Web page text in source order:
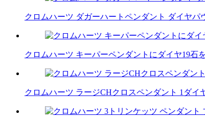
クロムハーツ ダガーハートペンダント ダイヤパ
クロムハーツ キーパーペンダントにダイヤ19石
クロムハーツ ラージCHクロスペンダント 1ダイ